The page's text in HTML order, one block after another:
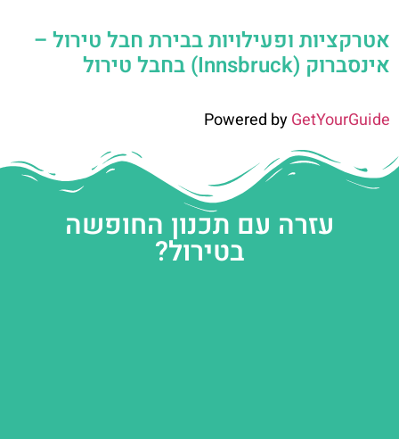
אטרקציות ופעילויות בבירת חבל טירול –
אינסברוק (Innsbruck) בחבל טירול
Powered byGetYourGuide
עזרה עם תכנון החופשה
בטירול?